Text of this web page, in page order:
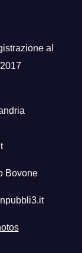
al
Bovone